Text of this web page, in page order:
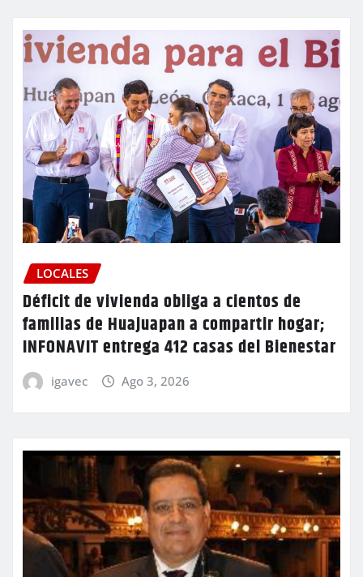
LOCALES
Déficit de vivienda obliga a cientos de
familias de Huajuapan a compartir hogar;
INFONAVIT entrega 412 casas del Bienestar
igavec Ago 3, 2026